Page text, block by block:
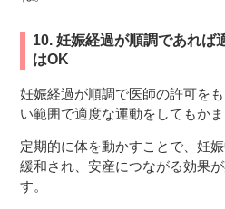
10. 妊娠経過が順調であれば
はOK
妊娠経過が順調で医師の許可を
い範囲で適度な運動をしてもかま
定期的に体を動かすことで、妊
緩和され、安産につながる効果
す。